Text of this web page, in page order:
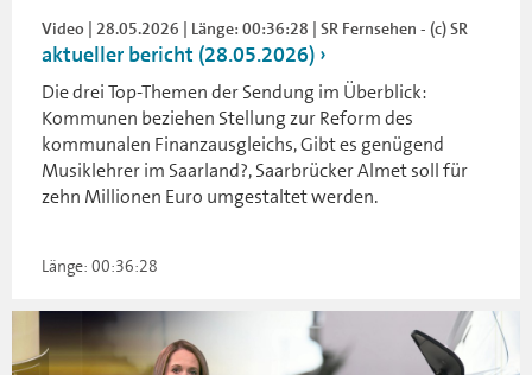
Video | 28.05.2026 | Länge: 00:36:28 | SR Fernsehen - (c) SR
aktueller bericht (28.05.2026)
Die drei Top-Themen der Sendung im Überblick:
Kommunen beziehen Stellung zur Reform des
kommunalen Finanzausgleichs, Gibt es genügend
Musiklehrer im Saarland?, Saarbrücker Almet soll für
zehn Millionen Euro umgestaltet werden.
Länge: 00:36:28